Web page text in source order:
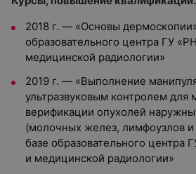
2018 г. — «Основы
образовательного центра ГУ
медицинской радиологии»
2019 г. — «Выполнение
ультразвуковым контролем для
верификации опухолей
(молочных желез, лимфоузлов и
базе образовательного центра
и медицинской радиологии»